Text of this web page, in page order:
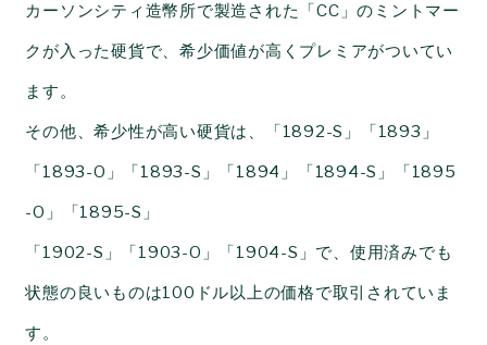
カーソンシティ造幣所で製造された「CC 」のミントマー
クが入った硬貨で、希少価値が高くプレミアがついてい
ます。
その他、希少性が高い硬貨は、「1892-S 」「1893 」
「1893-O 」「1893-S 」「1894 」「1894-S 」「1895
-O 」「1895-S 」
「1902-S 」「1903-O 」「1904-S 」で、使用済みでも
状態の良いものは100 ドル以上の価格で取引されていま
す。